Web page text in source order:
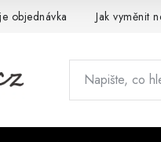
objednávka Jak vyměnit